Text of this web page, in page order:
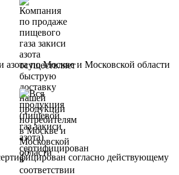
азота по Москве и Московской области
согласно действующему